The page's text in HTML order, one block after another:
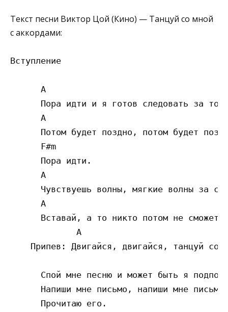
Текст песни Виктор Цой (Кино) — Танцуй со мной
с аккордами:
Вступление
A
Пора идти и я готов следовать за
Потом будет поздно, потом будет
      F#m
      Пора идти.
A
Чувствуешь волны, мягкие волны за
A
Вставай, а то никто потом не сможет
A
Припев: Двигайся, двигайся, танцуй со
Спой мне песню и может быть я
Напиши мне письмо, напиши мне
      Прочитаю его.